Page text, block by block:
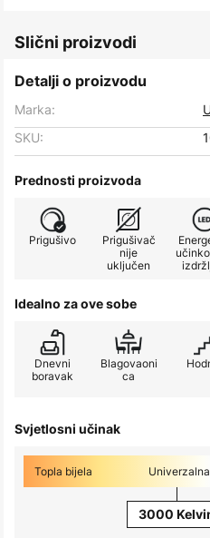
Slični proizvodi
Detalji o proizvodu
Marka:
SKU:
Prednosti proizvoda
Prigušivo
Prigušivač
nije
uključen
Idealno za ove sobe
Dnevni
boravak
Blagovaoni
ca
Svjetlosni učinak
Topla bijela
3000